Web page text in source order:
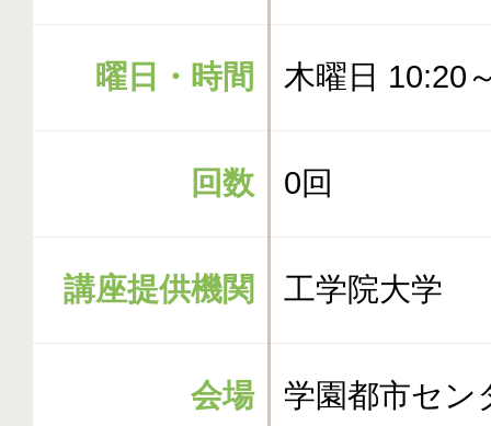
曜日・時間 木曜日 10:20
回数 0回
講座提供機関 工学院大学
会場 学園都市セン